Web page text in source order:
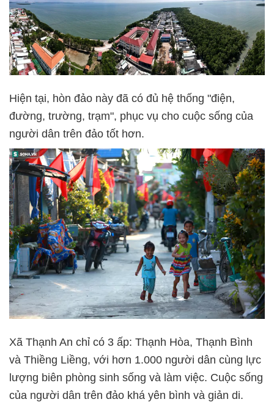
Hiện tại, hòn đảo này đã có đủ hệ thống "điện,
đường, trường, trạm", phục vụ cho cuộc sống của
người dân trên đảo tốt hơn.
Xã Thạnh An chỉ có 3 ấp: Thạnh Hòa, Thạnh Bình
và Thiềng Liềng, với hơn 1.000 người dân cùng lực
lượng biên phòng sinh sống và làm việc. Cuộc sống
của người dân trên đảo khá yên bình và giản di.